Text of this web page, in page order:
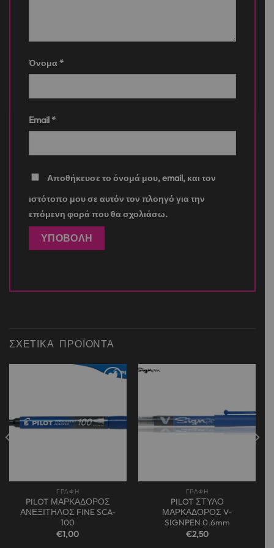
Όνομα *
Email *
Αποθήκευσε το όνομά μου, email, και τον
ιστότοπο μου σε αυτόν τον πλοηγό για την
επόμενη φορά που θα σχολιάσω.
ΣΧΕΤΙΚΆ ΠΡΟΪΌΝΤΑ
ΓΡΑΦΗ
PILOT ΜΑΡΚΑΔΟΡΟΣ
ΑΝΕΞΙΤΗΛΟΣ FINE SCA-
100
€1,00
ΓΡΑΦΗ
PILOT ΣΤΥΛΟ
ΜΑΡΚΑΔΟΡΟΣ V-
SIGNPEN 0.6mm
€2,50